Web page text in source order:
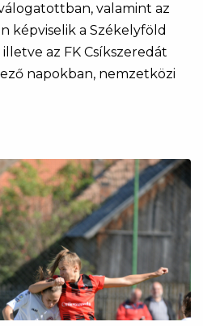
valamint az
képviselik a Székelyföld
az FK Csíkszeredát
napokban, nemzetközi